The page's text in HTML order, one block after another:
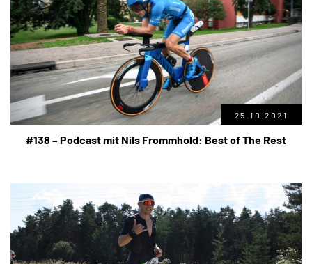
25.10.2021
#138 – Podcast mit Nils Frommhold: Best of The Rest